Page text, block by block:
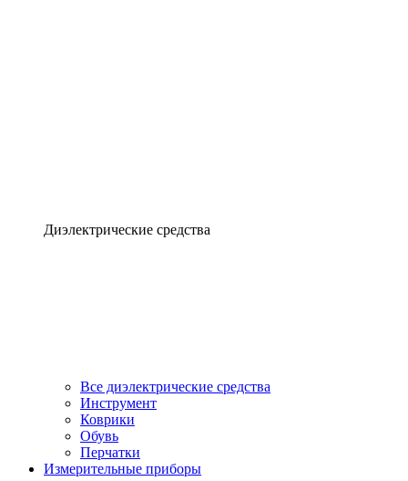
Диэлектрические средства
Все диэлектрические средства
Инструмент
Коврики
Обувь
Перчатки
Измерительные приборы